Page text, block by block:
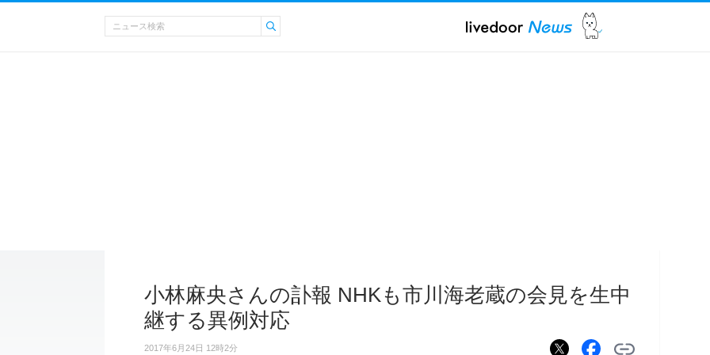
小林麻央さんの訃報 NHKも市川海老蔵の会見を生中
継する異例対応
2017年6月24日 12時2分